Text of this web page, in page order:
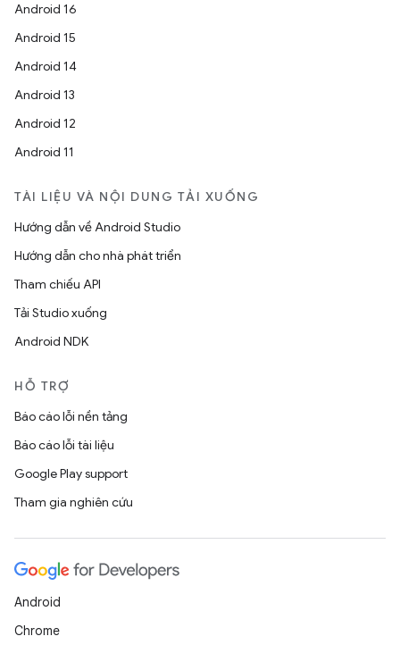
Android 16
Android 15
Android 14
Android 13
Android 12
Android 11
TÀI LIỆU VÀ NỘI DUNG TẢI XUỐNG
Hướng dẫn về Android Studio
Hướng dẫn cho nhà phát triển
Tham chiếu API
Tải Studio xuống
Android NDK
HỖ TRỢ
Báo cáo lỗi nền tảng
Báo cáo lỗi tài liệu
Google Play support
Tham gia nghiên cứu
Android
Chrome